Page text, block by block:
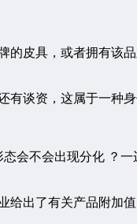
的皮具，或者拥有该
谈资，这属于一种身
会不会出现分化 ？
给出了有关产品附加